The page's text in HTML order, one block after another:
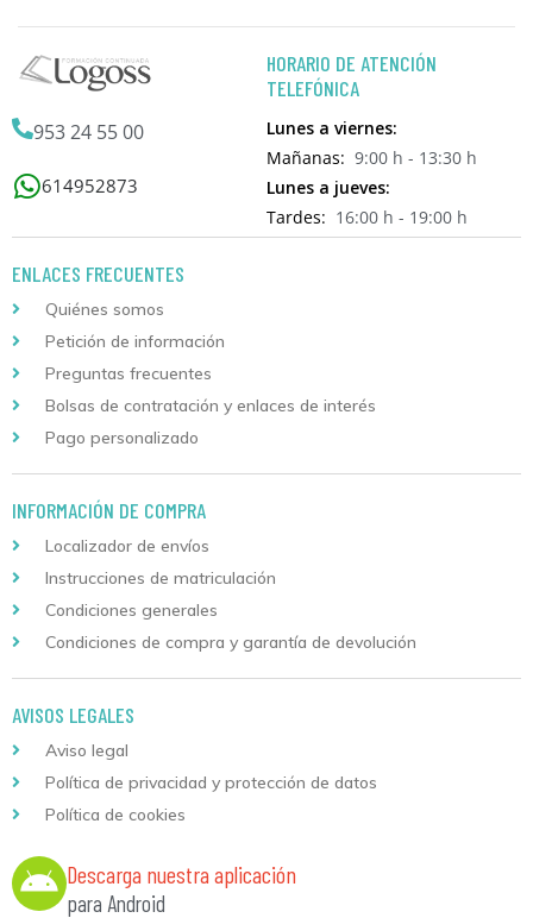
953 24 55 00
614952873
HORARIO DE ATENCIÓN
TELEFÓNICA
Lunes a viernes:
Mañanas: 9:00 h - 13:30 h
Lunes a jueves:
Tardes: 16:00 h - 19:00 h
ENLACES FRECUENTES
Quiénes somos
Petición de información
Preguntas frecuentes
Bolsas de contratación y enlaces de interés
Pago personalizado
INFORMACIÓN DE COMPRA
Localizador de envíos
Instrucciones de matriculación
Condiciones generales
Condiciones de compra y garantía de devolución
AVISOS LEGALES
Aviso legal
Política de privacidad y protección de datos
Política de cookies
Descarga nuestra aplicación
para Android